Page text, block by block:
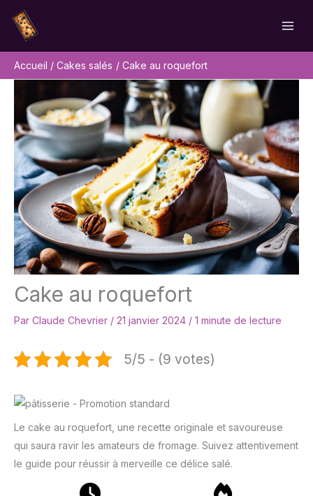
contenu
Accueil
Cakes salés Cake au roquefort
Cake au roquefort
Par Claude Chevrier / 21 janvier 2024 / 1 minute de lecture
5/5 - (9 votes)
Le cake au roquefort, une recette originale et savoureuse
qui saura ravir les amateurs de fromage. Suivez attentivement
le guide pour réussir à merveille ce délice salé.
Rechercher